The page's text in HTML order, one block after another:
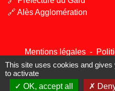
🔗 Alès Agglomération
Mentions légales -
Accessibilité - Plan du
This site uses cookies and
to activate
OK, accept all